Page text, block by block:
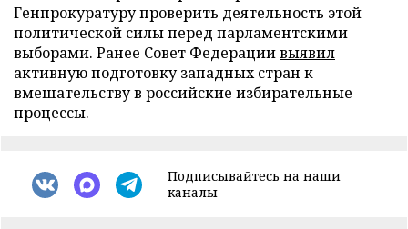
Генпрокуратуру проверить деятельность этой
политической силы перед парламентскими
выборами. Ранее Совет Федерациивыявил
активную подготовку западных стран к
вмешательству в российские избирательные
процессы.
Подписывайтесь на наши
каналы